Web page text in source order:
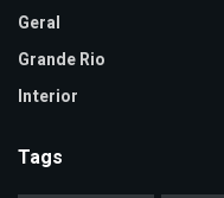
Geral
Grande Rio
Interior
Tags